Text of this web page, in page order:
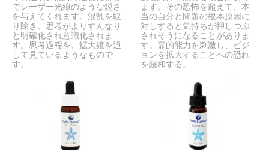
でレーザー光線のような鋭さ
を与えてくれます。混乱を取
り除き、思考がよりすんなり
と明確化され意識化されま
す。思考過程を、拡大鏡を通
して見ているようなもので
す。
ます。その恐怖を超えて、本
当の自分と問題の根本原因に
対しすると気持ちが押しつぶ
されそうになることがありま
す。霊的能力を刺激し、ビジ
ョンを拡大することへの恐れ
を緩和する。